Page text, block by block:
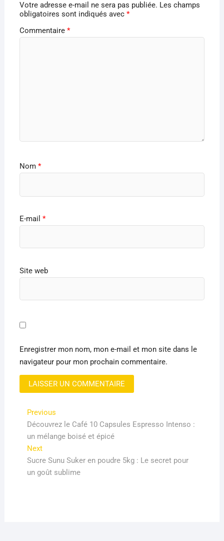
Votre adresse e-mail ne sera pas publiée. Les champs
obligatoires sont indiqués avec *
Commentaire *
Nom *
E-mail *
Site web
Enregistrer mon nom, mon e-mail et mon site dans le
navigateur pour mon prochain commentaire.
Navigation
de
l’article
PreviousPrevious
post:
Découvrez le Café 10 Capsules Espresso Intenso :
un mélange boisé et épicé
NextNext
post:
Sucre Sunu Suker en poudre 5kg : Le secret pour
un goût sublime